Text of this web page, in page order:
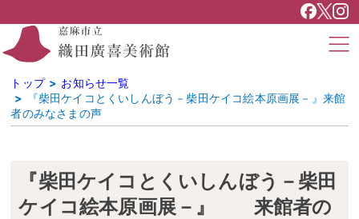
トップ
お知らせ一覧
『柴田ケイコとくいしんぼう－柴田ケイコ絵本原画展－』来館
者のみなさまの声
『柴田ケイコとくいしんぼう－柴田
ケイコ絵本原画展－』 来館者の